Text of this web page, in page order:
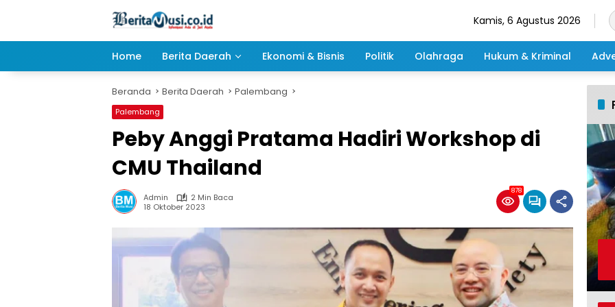
Kamis, 6 Agustus 2026
Home Berita Daerah Ekonomi & Bisnis Politik Olahraga Hukum & Kriminal
Beranda Berita Daerah Palembang
Palembang
Peby Anggi Pratama Hadiri Workshop di
CMU Thailand
Admin
2 Min Baca
18 Oktober 2023
878